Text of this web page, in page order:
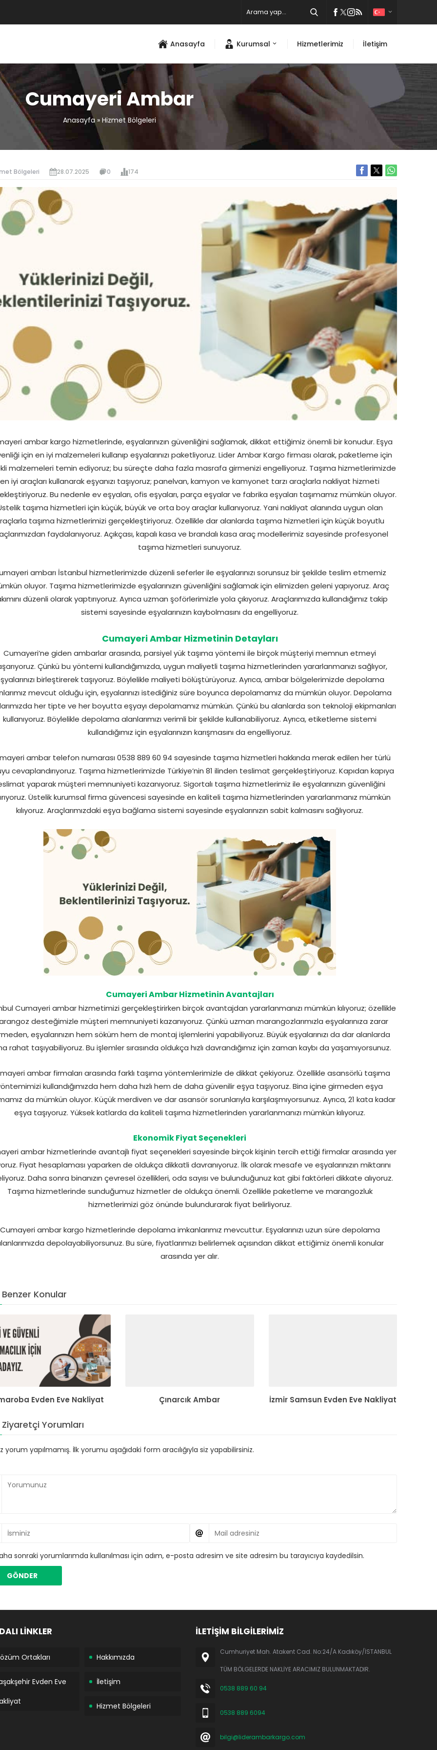
Anasayfa Kurumsal Hizmetlerimiz İletişim
Cumayeri Ambar
Anasayfa» Hizmet Bölgeleri
Bölgeleri 28.07.2025 0 174
ambar kargo hizmetlerinde, eşyalarınızın güvenliğini sağlamak, dikkat ettiğimiz önemli bir konudur. Eşya
için en iyi malzemeleri kullanıp eşyalarınızı paketliyoruz. Lider Ambar Kargo firması olarak, paketleme için
malzemeleri temin ediyoruz; bu süreçte daha fazla masrafa girmenizi engelliyoruz. Taşıma hizmetlerimizde
en iyi araçları kullanarak eşyanızı taşıyoruz; panelvan, kamyon ve kamyonet tarzı araçlarla nakliyat hizmeti
Bu nedenle ev eşyaları, ofis eşyaları, parça eşyalar ve fabrika eşyaları taşımamız mümkün oluyor.
taşıma hizmetleri için küçük, büyük ve orta boy araçlar kullanıyoruz. Yani nakliyat alanında uygun olan
taşıma hizmetlerimizi gerçekleştiriyoruz. Özellikle dar alanlarda taşıma hizmetleri için küçük boyutlu
faydalanıyoruz. Açıkçası, kapalı kasa ve brandalı kasa araç modellerimiz sayesinde profesyonel
taşıma hizmetleri sunuyoruz.
ambarı İstanbul hizmetlerimizde düzenli seferler ile eşyalarınızı sorunsuz bir şekilde teslim etmemiz
oluyor. Taşıma hizmetlerimizde eşyalarınızın güvenliğini sağlamak için elimizden geleni yapıyoruz. Araç
düzenli olarak yaptırıyoruz. Ayrıca uzman şoförlerimizle yola çıkıyoruz. Araçlarımızda kullandığımız takip
sistemi sayesinde eşyalarınızın kaybolmasını da engelliyoruz.
Cumayeri Ambar Hizmetinin Detayları
Cumayeri’ne giden ambarlar arasında, parsiyel yük taşıma yöntemi ile birçok müşteriyi memnun etmeyi
Çünkü bu yöntemi kullandığımızda, uygun maliyetli taşıma hizmetlerinden yararlanmanızı sağlıyor,
birleştirerek taşıyoruz. Böylelikle maliyeti bölüştürüyoruz. Ayrıca, ambar bölgelerimizde depolama
mevcut olduğu için, eşyalarınızı istediğiniz süre boyunca depolamamız da mümkün oluyor. Depolama
her tipte ve her boyutta eşyayı depolamamız mümkün. Çünkü bu alanlarda son teknoloji ekipmanları
kullanıyoruz. Böylelikle depolama alanlarımızı verimli bir şekilde kullanabiliyoruz. Ayrıca, etiketleme sistemi
kullandığımız için eşyalarınızın karışmasını da engelliyoruz.
ambar telefon numarası 0538 889 60 94 sayesinde taşıma hizmetleri hakkında merak edilen her türlü
cevaplandırıyoruz. Taşıma hizmetlerimizde Türkiye’nin 81 ilinden teslimat gerçekleştiriyoruz. Kapıdan kapıya
yaparak müşteri memnuniyeti kazanıyoruz. Sigortalı taşıma hizmetlerimiz ile eşyalarınızın güvenliğini
Üstelik kurumsal firma güvencesi sayesinde en kaliteli taşıma hizmetlerinden yararlanmanız mümkün
kılıyoruz. Araçlarımızdaki eşya bağlama sistemi sayesinde eşyalarınızın sabit kalmasını sağlıyoruz.
Cumayeri Ambar Hizmetinin Avantajları
Cumayeri ambar hizmetimizi gerçekleştirirken birçok avantajdan yararlanmanızı mümkün kılıyoruz; özellikle
desteğimizle müşteri memnuniyeti kazanıyoruz. Çünkü uzman marangozlarımızla eşyalarınıza zarar
eşyalarınızın hem söküm hem de montaj işlemlerini yapabiliyoruz. Büyük eşyalarınızı da dar alanlarda
rahat taşıyabiliyoruz. Bu işlemler sırasında oldukça hızlı davrandığımız için zaman kaybı da yaşamıyorsunuz.
ambar firmaları arasında farklı taşıma yöntemlerimizle de dikkat çekiyoruz. Özellikle asansörlü taşıma
kullandığımızda hem daha hızlı hem de daha güvenilir eşya taşıyoruz. Bina içine girmeden eşya
da mümkün oluyor. Küçük merdiven ve dar asansör sorunlarıyla karşılaşmıyorsunuz. Ayrıca, 21 kata kadar
eşya taşıyoruz. Yüksek katlarda da kaliteli taşıma hizmetlerinden yararlanmanızı mümkün kılıyoruz.
Ekonomik Fiyat Seçenekleri
ambar hizmetlerinde avantajlı fiyat seçenekleri sayesinde birçok kişinin tercih ettiği firmalar arasında yer
Fiyat hesaplaması yaparken de oldukça dikkatli davranıyoruz. İlk olarak mesafe ve eşyalarınızın miktarını
Daha sonra binanızın çevresel özellikleri, oda sayısı ve bulunduğunuz kat gibi faktörleri dikkate alıyoruz.
Taşıma hizmetlerinde sunduğumuz hizmetler de oldukça önemli. Özellikle paketleme ve marangozluk
hizmetlerimizi göz önünde bulundurarak fiyat belirliyoruz.
Cumayeri ambar kargo hizmetlerinde depolama imkanlarımız mevcuttur. Eşyalarınızı uzun süre depolama
depolayabiliyorsunuz. Bu süre, fiyatlarımızı belirlemek açısından dikkat ettiğimiz önemli konular
arasında yer alır.
Benzer Konular
Evden Eve Nakliyat Çınarcık Ambar İzmir Samsun Evden Eve Nakliyat
Ziyaretçi Yorumları
yorum yapılmamış. İlk yorumu aşağıdaki form aracılığıyla siz yapabilirsiniz.
sonraki yorumlarımda kullanılması için adım, e-posta adresim ve site adresim bu tarayıcıya kaydedilsin.
LİNKLER
Ortakları Hakkımızda
Evden Eve
İletişim
Hizmet Bölgeleri
İLETİŞİM BİLGİLERİMİZ
Cumhuriyet Mah. Atakent Cad. No:24/A Kadıköy/İSTANBUL
TÜM BÖLGELERDE NAKLİYE ARACIMIZ BULUNMAKTADIR.
0538 889 60 94
0538 889 6094
bilgi@liderambarkargo.com